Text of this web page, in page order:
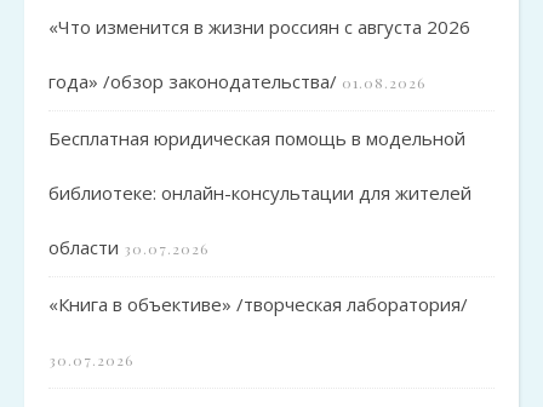
«Что изменится в жизни россиян с августа 2026
года» /обзор законодательства/ 01.08.2026
Бесплатная юридическая помощь в модельной
библиотеке: онлайн-консультации для жителей
области 30.07.2026
«Книга в объективе» /творческая лаборатория/
30.07.2026